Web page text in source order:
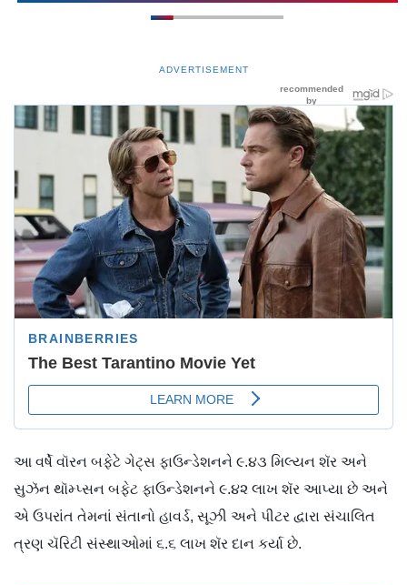
ADVERTISEMENT
આ વર્ષે વૉરન બફેટે ગેટ્સ ફાઉન્ડેશનને ૯.૪૩ મિલ્યન શૅર અને
સુઝૅન થૉમ્પ્સન બફેટ ફાઉન્ડેશનને ૯.૪૨ લાખ શૅર આપ્યા છે અને
એ ઉપરાંત તેમનાં સંતાનો હાવર્ડ, સૂઝી અને પીટર દ્વારા સંચાલિત
ત્રણ ચૅરિટી સંસ્થાઓમાં ૬.૬ લાખ શૅર દાન કર્યા છે.